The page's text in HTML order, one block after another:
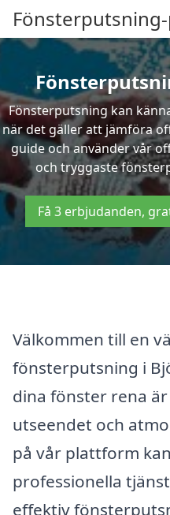
Fönsterputsning kan
när det gäller att jämföra
guide och använder vår
och tryggaste
Få 3 erbjudanden,
Välkommen till en
fönsterputsning i
dina fönster rena
utseendet och
på vår plattform
professionella
effektiv